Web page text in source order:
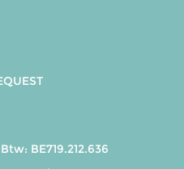
BE719.212.636